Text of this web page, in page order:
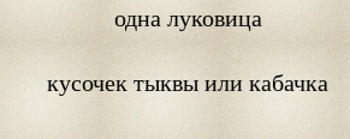
одна луковица
кусочек тыквы или кабачка